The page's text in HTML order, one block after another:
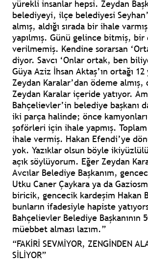
yürekli insanlar hepsi. Zeydan
belediyeyi, ilçe belediyesi
almış, aldığı sırada bir ihale
yapılmış. Günü gelince bitmiş, bir
verilmemiş. Kendine sorarsan
diyor. Savcı ‘Onlar ortak, ben
Güya Aziz İhsan Aktaş’ın ortağı 12
Zeydan Karalar’dan ödeme
Zeydan Karalar içeride yatıyor.
Bahçelievler’in belediye başkanı
iki parça halinde; önce
şoförleri için ihale yapmış.
ihale vermiş. Hakan Efendi’ye
yok. Yazıklar olsun böyle
açık söylüyorum. Eğer Zeydan
Avcılar Belediye Başkanım,
Utku Caner Çaykara ya da
biricik, gencecik kardeşim Hakan
bunların ifadesiyle hapiste
Bahçelievler Belediye Başkanının
müebbet alması lazım.”
“FAKİRİ SEVMİYOR, ZENGİNDEN
SİLİYOR”